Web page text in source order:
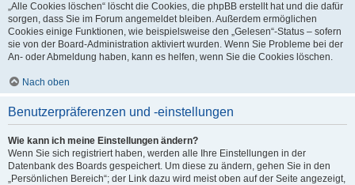
„Alle Cookies löschen“ löscht die Cookies, die phpBB erstellt hat und die dafür
sorgen, dass Sie im Forum angemeldet bleiben. Außerdem ermöglichen
Cookies einige Funktionen, wie beispielsweise den „Gelesen“-Status – sofern
sie von der Board-Administration aktiviert wurden. Wenn Sie Probleme bei der
An- oder Abmeldung haben, kann es helfen, wenn Sie die Cookies löschen.
Nach oben
Benutzerpräferenzen und -einstellungen
Wie kann ich meine Einstellungen ändern?
Wenn Sie sich registriert haben, werden alle Ihre Einstellungen in der
Datenbank des Boards gespeichert. Um diese zu ändern, gehen Sie in den
„Persönlichen Bereich“; der Link dazu wird meist oben auf der Seite angezeigt,